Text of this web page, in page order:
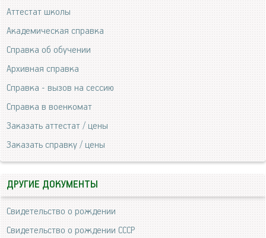
Аттестат школы
Академическая справка
Справка об обучении
Архивная справка
Справка - вызов на сессию
Справка в военкомат
Заказать аттестат / цены
Заказать справку / цены
ДРУГИЕ ДОКУМЕНТЫ
Свидетельство о рождении
Свидетельство о рождении СССР